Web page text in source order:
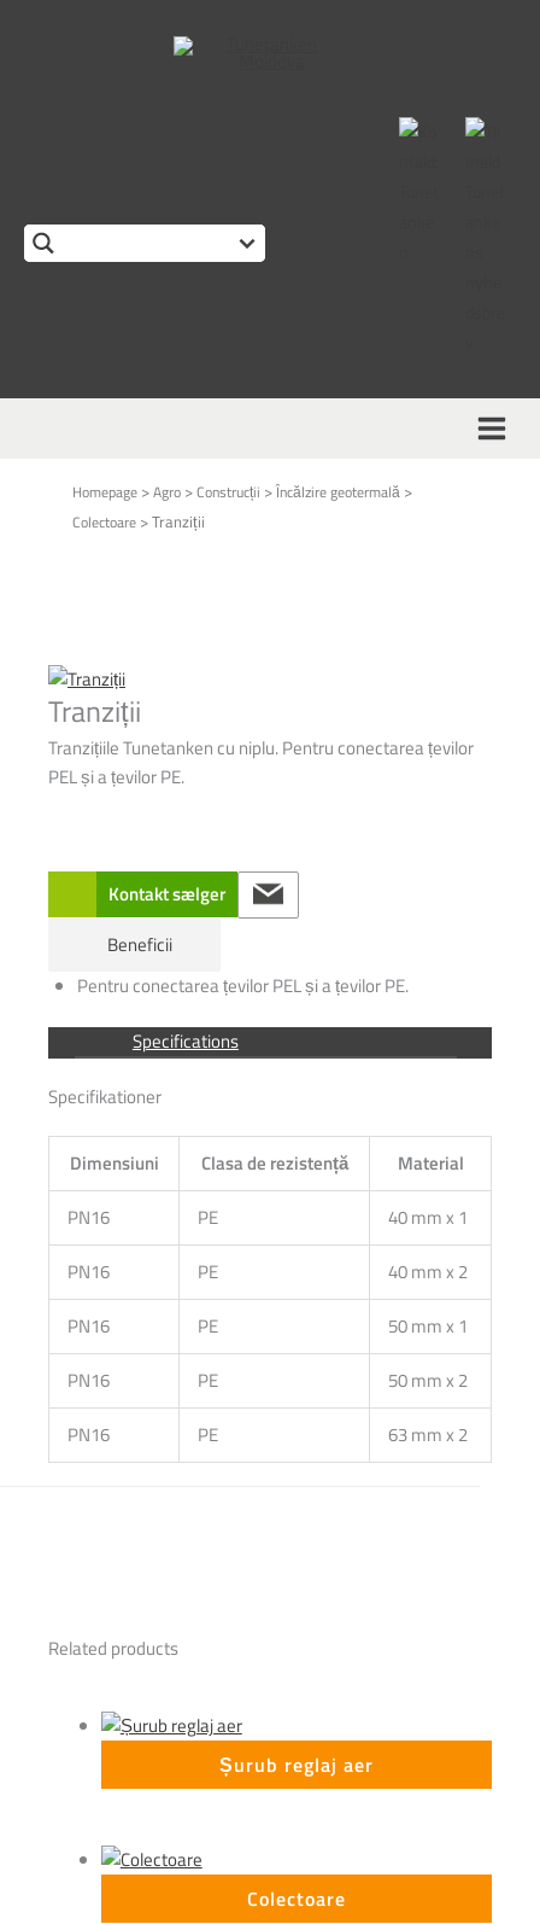
Homepage >Agro >Construcții >Încălzire geotermală >
Colectoare >Tranziții
Tranziții
Tranzițiile Tunetanken cu niplu. Pentru conectarea țevilor
PEL și a țevilor PE.
Kontakt sælger
Beneficii
Pentru conectarea țevilor PEL și a țevilor PE.
Specifications
Specifikationer
Dimensiuni Clasa de rezistență
Material
PN16
PE
40 mm x 1
PN16
PE
40 mm x 2
PN16
PE
50 mm x 1
PN16
PE
50 mm x 2
PN16
PE 63 mm x 2
Related products
Șurub reglaj aer
Colectoare